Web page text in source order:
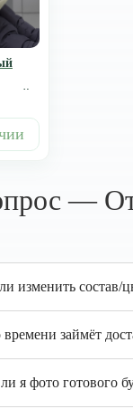
—
изменить состав/
времени займёт
я фото готового